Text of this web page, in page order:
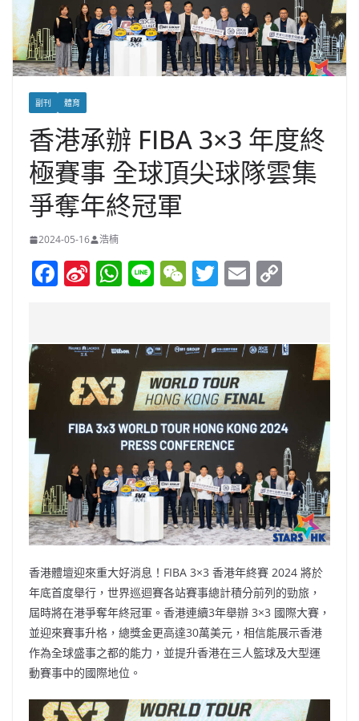
副刊 體育
香港承辦 FIBA 3×3 年度終
極賽事 全球頂尖球隊雲集
爭奪年終冠軍
2024-05-16 浩楠
F
e
b
o
o
Si
W
ei
b
o
W
s
A
p
p
Li W
h
at
T
er
E
l y
Li
n
k
香港體壇迎來重大好消息！FIBA 3×3 香港年終賽 2024 將於
年底首度舉行，世界巡迴賽各站賽事總計積分前列的勁旅，
屆時將在港爭奪年終冠軍。香港連續3年舉辦 3×3 國際大賽，
並迎來賽事升格，總獎金更高達30萬美元，相信能展示香港
作為全球盛事之都的能力，並提升香港在三人籃球及大型運
動賽事中的國際地位。